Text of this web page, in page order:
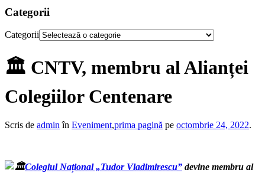
Categorii
Categorii
🏛 CNTV, membru al Alianței
Colegiilor Centenare
Scris de admin în Eveniment,prima pagină pe octombrie 24, 2022.
Colegiul Național „Tudor Vladimirescu” devine membru al